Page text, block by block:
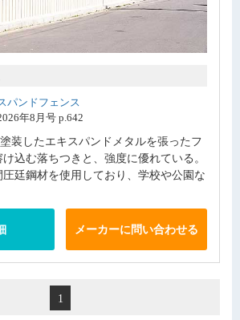
パンドフェンス
年8月号 p.642
装したエキスパンドメタルを張ったフ
込む落ちつきと、強度に優れている。
廷鋼材を使用しており、学校や公園な
メーカーに問い合わせる
1